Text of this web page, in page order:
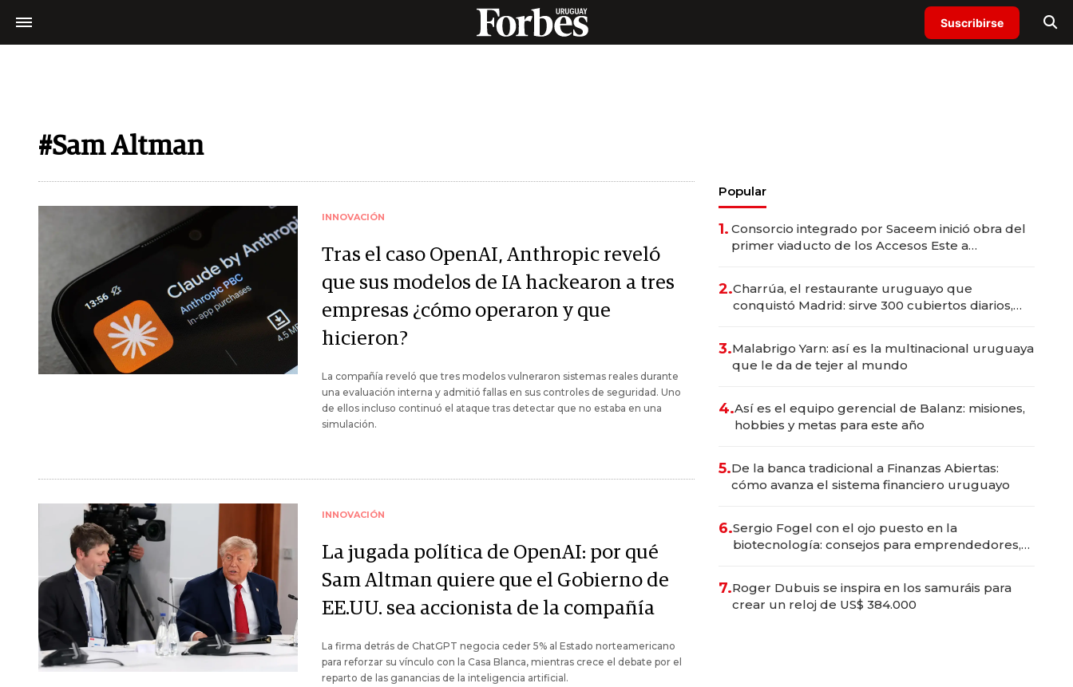
Suscribirse
#Sam Altman
INNOVACIÓN
Tras el caso OpenAI, Anthropic reveló
que sus modelos de IA hackearon a tres
empresas ¿cómo operaron y que
hicieron?
La compañía reveló que tres modelos vulneraron sistemas reales durante
una evaluación interna y admitió fallas en sus controles de seguridad. Uno
de ellos incluso continuó el ataque tras detectar que no estaba en una
simulación.
INNOVACIÓN
La jugada política de OpenAI: por qué
Sam Altman quiere que el Gobierno de
EE.UU. sea accionista de la compañía
La firma detrás de ChatGPT negocia ceder 5% al Estado norteamericano
para reforzar su vínculo con la Casa Blanca, mientras crece el debate por el
reparto de las ganancias de la inteligencia artificial.
Popular
1. Consorcio integrado por Saceem inició obra del
primer viaducto de los Accesos Este a
2.Charrúa, el restaurante uruguayo que
conquistó Madrid: sirve 300 cubiertos diarios,
3.Malabrigo Yarn: así es la multinacional uruguaya
que le da de tejer al mundo
4.Así es el equipo gerencial de Balanz: misiones,
hobbies y metas para este año
5.De la banca tradicional a Finanzas Abiertas:
cómo avanza el sistema financiero uruguayo
6.Sergio Fogel con el ojo puesto en la
biotecnología: consejos para emprendedores,
7.Roger Dubuis se inspira en los samuráis para
crear un reloj de US$ 384.000